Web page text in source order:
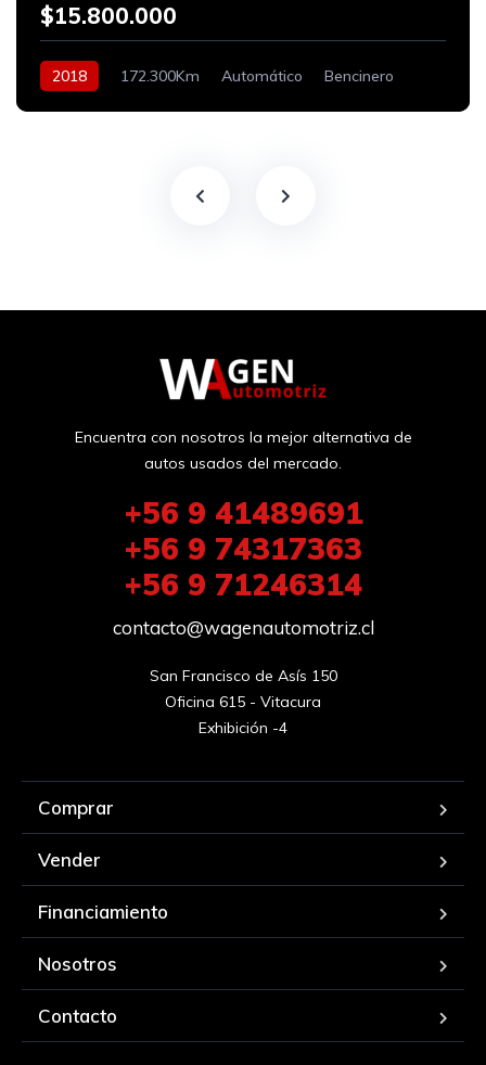
$15.800.000
2018 172.300Km Automático Bencinero
Encuentra con nosotros la mejor alternativa de
autos usados del mercado.
+56 9 41489691
+56 9 74317363
+56 9 71246314
contacto@wagenautomotriz.cl
San Francisco de Asís 150
Oficina 615 - Vitacura
Exhibición -4
Comprar
Vender
Financiamiento
Nosotros
Contacto